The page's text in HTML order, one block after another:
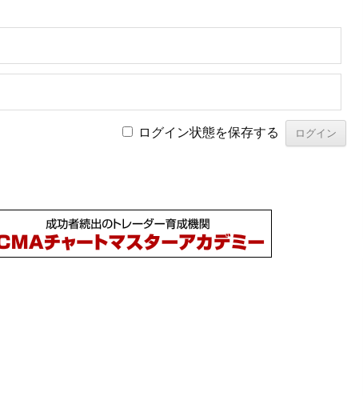
ログイン状態を保存する